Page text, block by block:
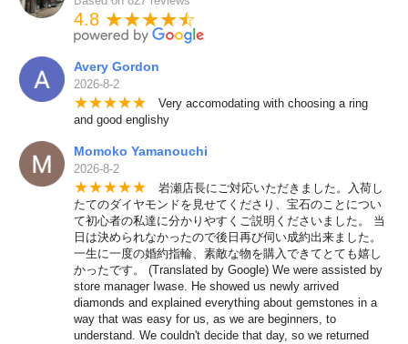
4.8 ★★★★★
☆
Avery Gordon
2026-8-2
★★★★★ Very accomodating with choosing a ring
and good englishy
Momoko Yamanouchi
2026-8-2
★★★★★ 岩瀬店長にご対応いただきました。入荷し
たてのダイヤモンドを見せてくださり、宝石のことについ
て初心者の私達に分かりやすくご説明くださいました。 当
日は決められなかったので後日再び伺い成約出来ました。
一生に一度の婚約指輪、素敵な物を購入できてとても嬉し
かったです。 (Translated by Google) We were assisted by
store manager Iwase. He showed us newly arrived
diamonds and explained everything about gemstones in a
way that was easy for us, as we are beginners, to
understand. We couldn't decide that day, so we returned